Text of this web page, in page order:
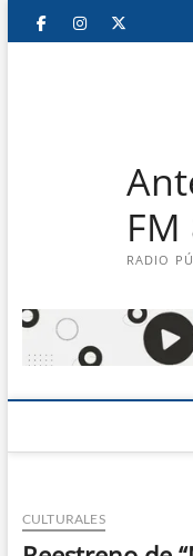
Saltar
FacebookInstagram
RADIO
CULTURALES